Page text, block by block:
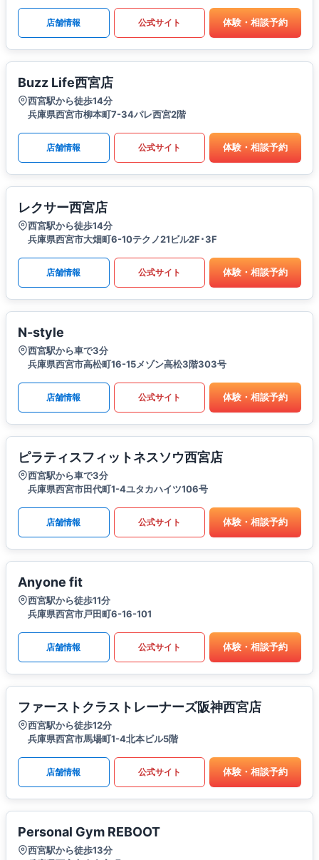
店舗情報 公式サイト 体験・相談予約
Buzz Life西宮店
西宮駅から徒歩14分
兵庫県西宮市柳本町7-34パレ西宮2階
店舗情報 公式サイト 体験・相談予約
レクサー西宮店
西宮駅から徒歩14分
兵庫県西宮市大畑町6-10テクノ21ビル2F･3F
店舗情報 公式サイト 体験・相談予約
N-style
西宮駅から車で3分
兵庫県西宮市高松町16-15メゾン高松3階303号
店舗情報 公式サイト 体験・相談予約
ピラティスフィットネスソウ西宮店
西宮駅から車で3分
兵庫県西宮市田代町1-4ユタカハイツ106号
店舗情報 公式サイト 体験・相談予約
Anyone fit
西宮駅から徒歩11分
兵庫県西宮市戸田町6-16-101
店舗情報 公式サイト 体験・相談予約
ファーストクラストレーナーズ阪神西宮店
西宮駅から徒歩12分
兵庫県西宮市馬場町1-4北本ビル5階
店舗情報 公式サイト 体験・相談予約
Personal Gym REBOOT
西宮駅から徒歩13分